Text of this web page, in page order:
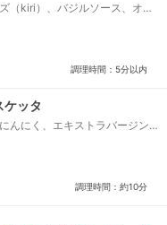
（kiri）、バジルソース、オリ
調理時間：5分以内
ケッタ
んにく、エキストラバージン
ーソルトだと尚可）、ブラッ
調理時間：約10分